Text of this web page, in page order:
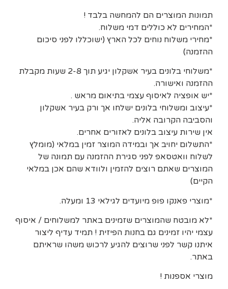
תמונות המוצרים הם להמחשה בלבד !
*המחירים לא כוללים דמי משלוח.
*מחירי משלוח נוחים לכל הארץ (ישוכללו לפני סיכום
ההזמנה)
*משלוחי בלונים בעיר אשקלון יגיע תוך 2-8 שעות מקבלת
ההזמנה ואישורה.
*יש אופציה לאיסוף עצמי בתיאום מראש .
*עיצוב ומשלוחי בלונים ישלחו אך ורק בעיר אשקלון
והסביבה הקרובה אליה.
אין שירות עיצוב בלונים לאזורים אחרים.
*התשלום יחויב אך ובמידה המוצר זמין במלאי (מומלץ
לשלוח וואטסאפ לפני סגירת ההזמנה עם תמונה של
המוצרים שאתם רוצים להזמין ולוודא שהם אכן במלאי
הקיים)
*מוצרי פאנקו פופ מיועדים לגילאי 13 ומעלה.
*לא מובטח שהמוצרים שזמינים באתר למשלוחים / איסוף
עצמי יהיו זמינים גם בחנות הפיזית ! תמיד עדיף ליצור
איתנו קשר לפני שרוצים להגיע לרכוש משהו שראיתם
באתר.
מוצרי אספנות !